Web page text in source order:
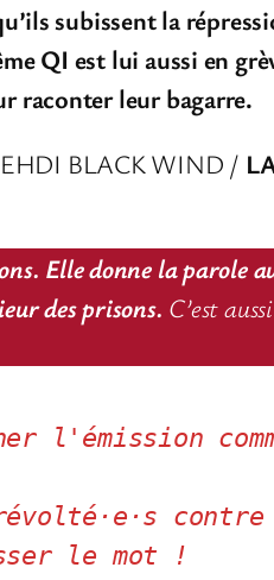
subissent la
QI est lui aussi en
raconter leur bagarre.
BLACK WIND /
Elle donne la parole
des prisons. C’est
l'émission
le mot !